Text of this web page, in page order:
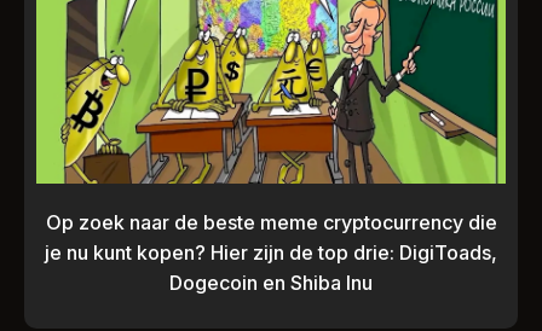
Op zoek naar de beste meme cryptocurrency die
je nu kunt kopen? Hier zijn de top drie: DigiToads,
Dogecoin en Shiba Inu